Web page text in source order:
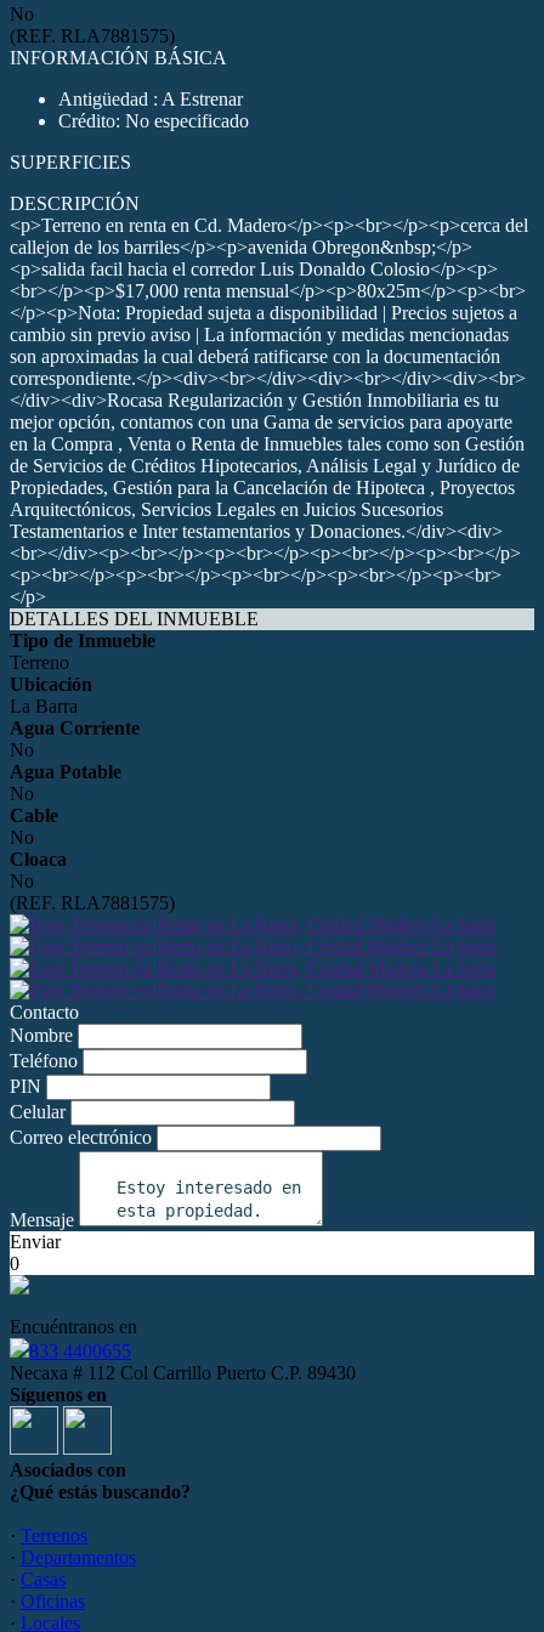
No
(REF. RLA7881575)
INFORMACIÓN BÁSICA
Antigüedad : A Estrenar
Crédito: No especificado
SUPERFICIES
DESCRIPCIÓN
<p>Terreno en renta en Cd. Madero</p><p><br></p><p>cerca del
callejon de los barriles</p><p>avenida Obregon&nbsp;</p>
<p>salida facil hacia el corredor Luis Donaldo Colosio</p><p>
<br></p><p>$17,000 renta mensual</p><p>80x25m</p><p><br>
</p><p>Nota: Propiedad sujeta a disponibilidad | Precios sujetos a
cambio sin previo aviso | La información y medidas mencionadas
son aproximadas la cual deberá ratificarse con la documentación
correspondiente.</p><div><br></div><div><br></div><div><br>
</div><div>Rocasa Regularización y Gestión Inmobiliaria es tu
mejor opción, contamos con una Gama de servicios para apoyarte
en la Compra , Venta o Renta de Inmuebles tales como son Gestión
de Servicios de Créditos Hipotecarios, Análisis Legal y Jurídico de
Propiedades, Gestión para la Cancelación de Hipoteca , Proyectos
Arquitectónicos, Servicios Legales en Juicios Sucesorios
Testamentarios e Inter testamentarios y Donaciones.</div><div>
<br></div><p><br></p><p><br></p><p><br></p><p><br></p>
<p><br></p><p><br></p><p><br></p><p><br></p><p><br>
</p>
DETALLES DEL INMUEBLE
Tipo de Inmueble
Terreno
Ubicación
La Barra
Agua Corriente
No
Agua Potable
No
Cable
No
Cloaca
No
(REF. RLA7881575)
Contacto
Nombre
Teléfono
PIN
Celular
Correo electrónico
Mensaje
Enviar
0
Encuéntranos en
833 4400655
Necaxa # 112 Col Carrillo Puerto C.P. 89430
Síguenos en
Asociados con
¿Qué estás buscando?
· Terrenos
· Departamentos
· Casas
· Oficinas
· Locales